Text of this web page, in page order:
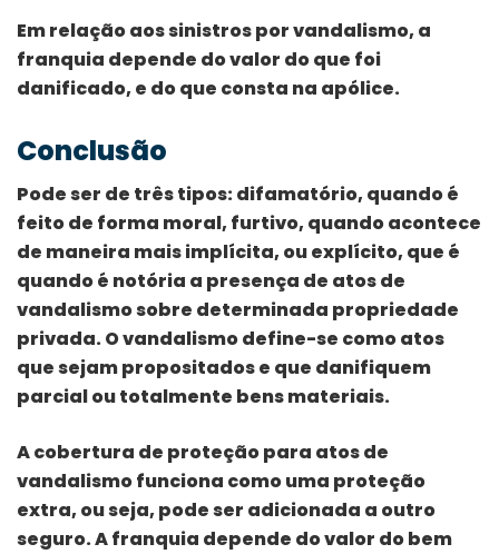
Em relação aos sinistros por vandalismo, a
franquia depende do valor do que foi
danificado, e do que consta na apólice.
Conclusão
Pode ser de três tipos: difamatório, quando é
feito de forma moral, furtivo, quando acontece
de maneira mais implícita, ou explícito, que é
quando é notória a presença de atos de
vandalismo sobre determinada propriedade
privada. O vandalismo define-se como atos
que sejam propositados e que danifiquem
parcial ou totalmente bens materiais.
A cobertura de proteção para atos de
vandalismo funciona como uma proteção
extra, ou seja, pode ser adicionada a outro
seguro. A franquia depende do valor do bem